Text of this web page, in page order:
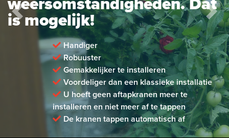
weersomstandigheden. Dat
is mogelijk!
Handiger
Robuuster
Gemakkelijker te installeren
Voordeliger dan een klassieke installatie
U hoeft geen aftapkranen meer te
installeren en niet meer af te tappen
De kranen tappen automatisch af
Previous Next